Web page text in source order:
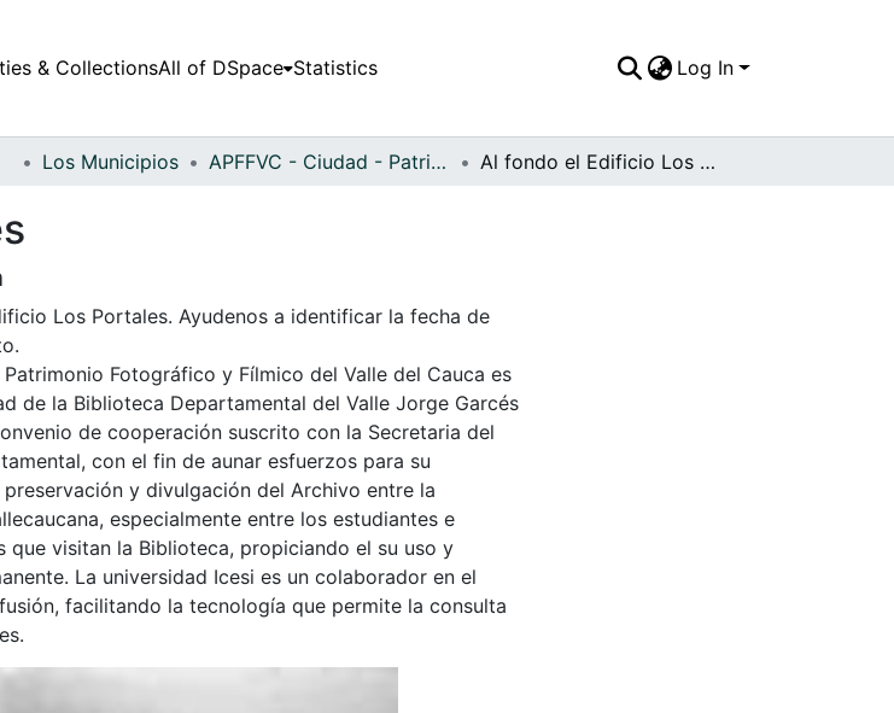
& CollectionsAll of DSpace Statistics Log In
Los Municipios APFFVC - Ciudad - Patrimonial Al fondo el Edificio Los Portales
Los Portales. Ayudenos a identificar la fecha de
Fotográfico y Fílmico del Valle del Cauca es
de la Biblioteca Departamental del Valle Jorge Garcés
de cooperación suscrito con la Secretaria del
con el fin de aunar esfuerzos para su
y divulgación del Archivo entre la
especialmente entre los estudiantes e
que visitan la Biblioteca, propiciando el su uso y
La universidad Icesi es un colaborador en el
facilitando la tecnología que permite la consulta